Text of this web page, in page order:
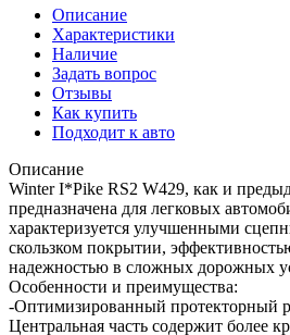
Описание
Характеристики
Наличие
Задать вопрос
Отзывы
Как купить
Подходит к авто
Описание
Winter I*Pike RS2 W429, как и
предназначена для легковых
характеризуется улучшенными
скользком покрытии,
надежностью в сложных дорожных
Особенности и преимущества:
-Оптимизированный протекторный
Центральная часть содержит более